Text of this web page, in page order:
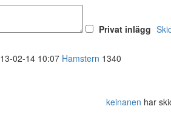
Privat inlägg
02-14 10:07 Hamstern 1340
keinanen har